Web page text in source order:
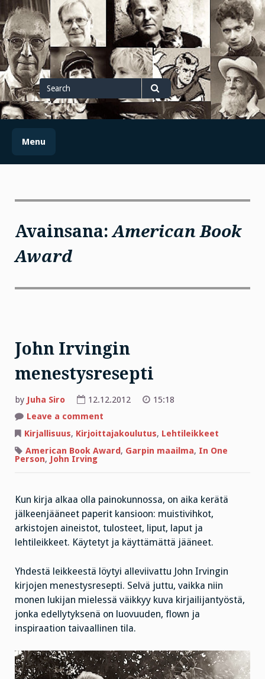
Skip
to
content
Search
for
Search
Menu
Avainsana:American Book
Award
John Irvingin
menestysresepti
by Juha Siro 12.12.2012
15:18
Leave a comment
Irvingin
menestysresepti
Kirjallisuus, Kirjoittajakoulutus, Lehtileikkeet
American Book Award, Garpin maailma, In One
Person, John Irving
Kun kirja alkaa olla painokunnossa, on aika kerätä
jälkeenjääneet paperit kansioon: muistivihkot,
arkistojen aineistot, tulosteet, liput, laput ja
lehtileikkeet. Käytetyt ja käyttämättä jääneet.
Yhdestä leikkeestä löytyi alleviivattu John Irvingin
kirjojen menestysresepti. Selvä juttu, vaikka niin
monen lukijan mielessä väikkyy kuva kirjailijantyöstä,
jonka edellytyksenä on luovuuden, flown ja
inspiraation taivaallinen tila.